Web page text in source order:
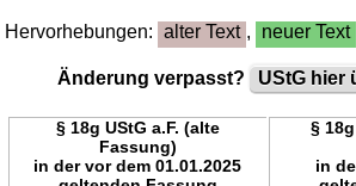
Hervorhebungen: alter Text , neuer Text
Änderung verpasst? UStG hier
§ 18g UStG a.F. (alte
Fassung)
in der vor dem 01.01.2025
§
in